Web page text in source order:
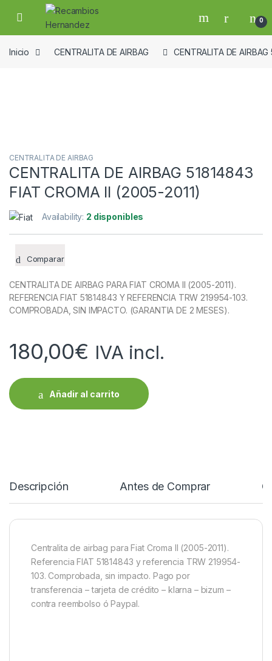
Skip to navigation
Skip to content
Open 0
Inicio CENTRALITA DE AIRBAG CENTRALITA DE
CENTRALITA DE AIRBAG
CENTRALITA DE AIRBAG 51814843
FIAT CROMA II (2005-2011)
Availability: 2 disponibles
Comparar
CENTRALITA DE AIRBAG PARA FIAT CROMA II (2005-2011).
REFERENCIA FIAT 51814843 Y REFERENCIA TRW 219954-103.
COMPROBADA, SIN IMPACTO. (GARANTIA DE 2 MESES).
180,00€ IVA incl.
Añadir al carrito
Descripción Antes de Comprar
Centralita de airbag para Fiat Croma II (2005-2011).
Referencia FIAT 51814843 y referencia TRW 219954-
103. Comprobada, sin impacto. Pago por
transferencia – tarjeta de crédito – klarna – bizum –
contra reembolso ó Paypal.